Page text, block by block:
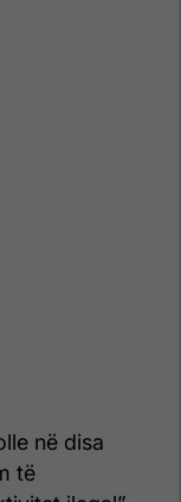
në disa
të